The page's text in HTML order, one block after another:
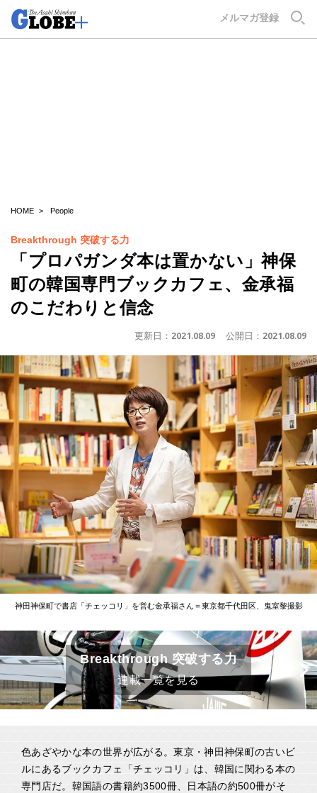
メルマガ登録
HOME People
Breakthrough 突破する力
「プロパガンダ本は置かない」神保
町の韓国専門ブックカフェ、金承福
のこだわりと信念
更新日： 2021.08.09 公開日： 2021.08.09
神田神保町で書店「チェッコリ」を営む金承福さん＝東京都千代田区、鬼室黎撮影
Breakthrough 突破する力
連載一覧を見る
色あざやかな本の世界が広がる。東京・神田神保町の古いビ
ルにあるブックカフェ「チェッコリ」は、韓国に関わる本の
専門店だ。韓国語の書籍約3500冊、日本語の約500冊がそ